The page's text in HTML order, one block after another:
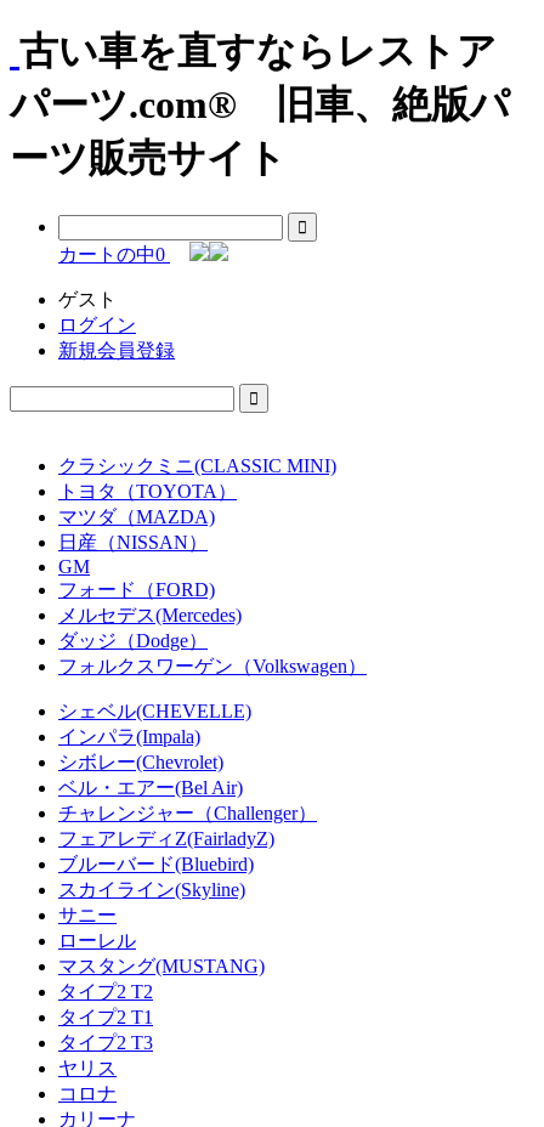
古い車を直すならレストア
パーツ.com® 旧車、絶版パ
ーツ販売サイト
カートの中0
ゲスト
ログイン
新規会員登録
クラシックミニ(CLASSIC MINI)
トヨタ（TOYOTA）
マツダ（MAZDA)
日産（NISSAN）
GM
フォード（FORD)
メルセデス(Mercedes)
ダッジ（Dodge）
フォルクスワーゲン（Volkswagen）
シェベル(CHEVELLE)
インパラ(Impala)
シボレー(Chevrolet)
ベル・エアー(Bel Air)
チャレンジャー（Challenger）
フェアレディZ(FairladyZ)
ブルーバード(Bluebird)
スカイライン(Skyline)
サニー
ローレル
マスタング(MUSTANG)
タイプ2 T2
タイプ2 T1
タイプ2 T3
ヤリス
コロナ
カリーナ